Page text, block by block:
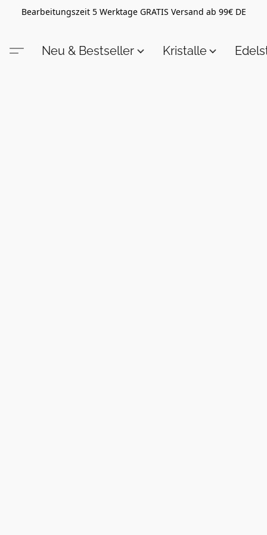
Bearbeitungszeit 5 Werktage GRATIS Versand ab 99€ DE
Neu & Bestseller Kristalle